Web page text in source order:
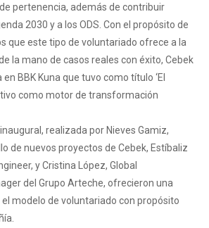
pertenencia, además de contribuir
2030 y a los ODS. Con el propósito de
que este tipo de voluntariado ofrece a la
la mano de casos reales con éxito, Cebek
BBK Kuna que tuvo como título ‘El
como motor de transformación
realizada por Nieves Gamiz,
de nuevos proyectos de Cebek, Estíbaliz
y Cristina López, Global
del Grupo Arteche, ofrecieron una
modelo de voluntariado con propósito